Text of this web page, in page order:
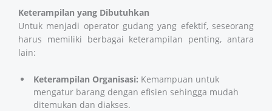
Keterampilan yang Dibutuhkan
Untuk menjadi operator gudang yang efektif, seseorang
harus memiliki berbagai keterampilan penting, antara
lain:
Keterampilan Organisasi: Kemampuan untuk
mengatur barang dengan efisien sehingga mudah
ditemukan dan diakses.